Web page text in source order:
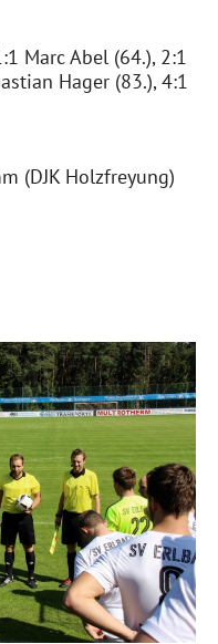
Marc Abel (64.), 2:1
Hager (83.), 4:1
(DJK Holzfreyung)